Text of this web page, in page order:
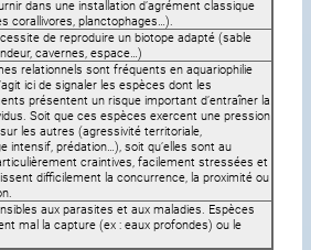
dans une installation d’agrément classique
corallivores, planctophages…).
de reproduire un biotope adapté (sable
cavernes, espace…)
relationnels sont fréquents en aquariophilie
ici de signaler les espèces dont les
présentent un risque important d’entraîner la
Soit que ces espèces exercent une pression
les autres (agressivité territoriale,
intensif, prédation…), soit qu’elles sont au
craintives, facilement stressées et
difficilement la concurrence, la proximité ou
aux parasites et aux maladies. Espèces
mal la capture (ex : eaux profondes) ou le